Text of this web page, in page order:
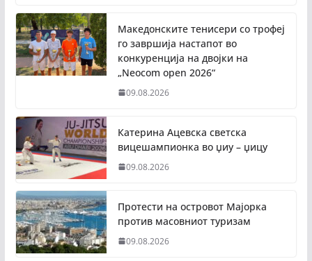
Македонските тенисери со трофеј
го завршија настапот во
конкуренција на двојки на
„Neocom open 2026“
09.08.2026
Катерина Ацевска светска
вицешампионка во џиу – џицу
09.08.2026
Протести на островот Мајорка
против масовниот туризам
09.08.2026